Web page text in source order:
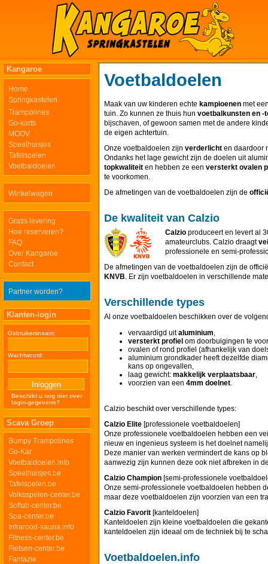
Kangaroe
Home
Springkastelen
Trampolines
Go-karts
MOOV
Speelhuisjes
Tafelspelen
Voetbaldoelen
Winkelwagen
Gratis levering
Hoe reserveren?
FAQ
Over Kangaroe
Contact
Partner worden?
Klanten-login
Gebruikersnaam:
Wachtwoord:
Beschikt u nog niet over
login-gegevens?
Scava Groep
Bumpy Trampolines
Go-Kar
Voetbaldoelen.info
Speelhuisjes.be
Tafelspelen.be
Volksspelen-center.be
Softub-center.be
Spa-center.be
Infrarood-sauna.info
Fitness-center.be
Fietsen-center.be
Fantazie
Voetbaldoelen
Maak van uw kinderen echte kampioenen met
tuin. Zo kunnen ze thuis hun voetbalkunsten en -
bijschaven, of gewoon samen met de andere
de eigen achtertuin.
Onze voetbaldoelen zijn verderlicht en daardoor
Ondanks het lage gewicht zijn de doelen uit
topkwaliteit en hebben ze een versterkt ovalen
te voorkomen.
De afmetingen van de voetbaldoelen zijn de
De kwaliteit van Calzio
Calzio produceert en levert al
amateurclubs. Calzio draagt
professionele en semi-
De afmetingen van de voetbaldoelen zijn de
KNVB. Er zijn voetbaldoelen in verschillende
Verschillende types
Al onze voetbaldoelen beschikken over de
vervaardigd uitaluminium,
versterkt profiel om doorbuigingen te
ovalen of rond profiel (afhankelijk van
aluminium grondkader heeft dezelfde
kans op ongevallen,
laag gewicht: makkelijk verplaatsbaar,
voorzien van een 4mm doelnet.
Calzio beschikt over verschillende types:
Calzio Elite [professionele voetbaldoelen]
Onze professionele voetbaldoelen hebben een
nieuw en ingenieus systeem is het doelnet
Deze manier van werken vermindert de kans op
aanwezig zijn kunnen deze ook niet afbreken in
Calzio Champion [semi-professionele
Onze semi-professionele voetbaldoelen hebben
maar deze voetbaldoelen zijn voorzien van een
Calzio Favorit [kanteldoelen]
Kanteldoelen zijn kleine voetbaldoelen die
kanteldoelen zijn ideaal om de techniek bij te
Voetbaldoelen.info